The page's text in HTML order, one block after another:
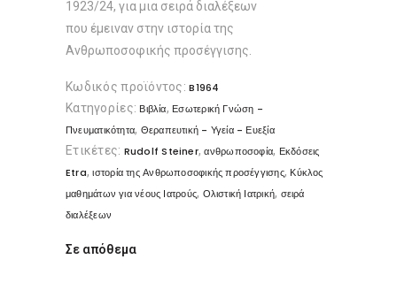
1923/24, για μια σειρά διαλέξεων
που έμειναν στην ιστορία της
Ανθρωποσοφικής προσέγγισης.
Κωδικός προϊόντος:B1964
Κατηγορίες: Βιβλία, Εσωτερική Γνώση -
Πνευματικότητα, Θεραπευτική - Υγεία - Ευεξία
Ετικέτες: Rudolf Steiner,ανθρωποσοφία, Εκδόσεις
Etra,ιστορία της Ανθρωποσοφικής προσέγγισης, Κύκλος
μαθημάτων για νέους Ιατρούς, Ολιστική Ιατρική, σειρά
διαλέξεων
Σε απόθεμα